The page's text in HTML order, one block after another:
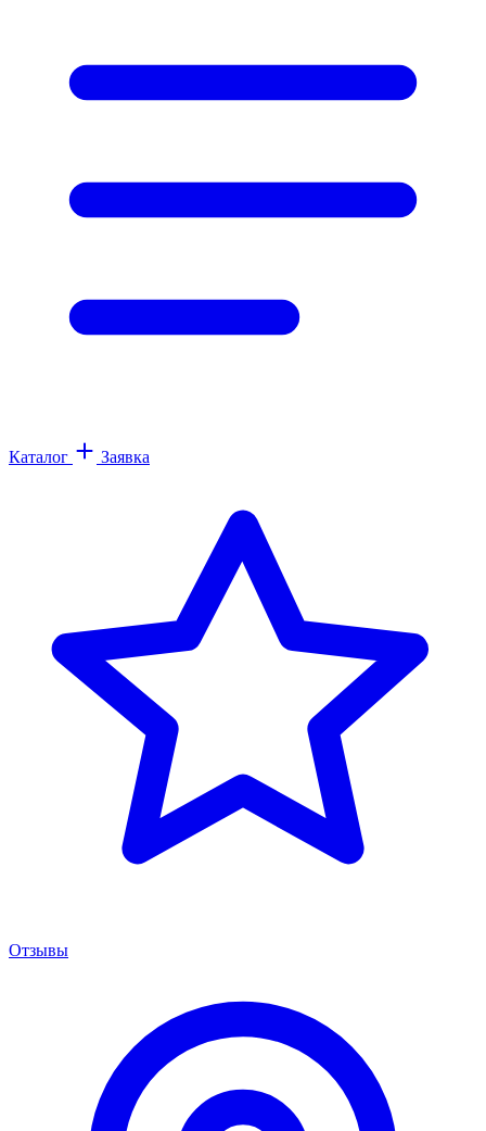
Каталог Заявка
Отзывы